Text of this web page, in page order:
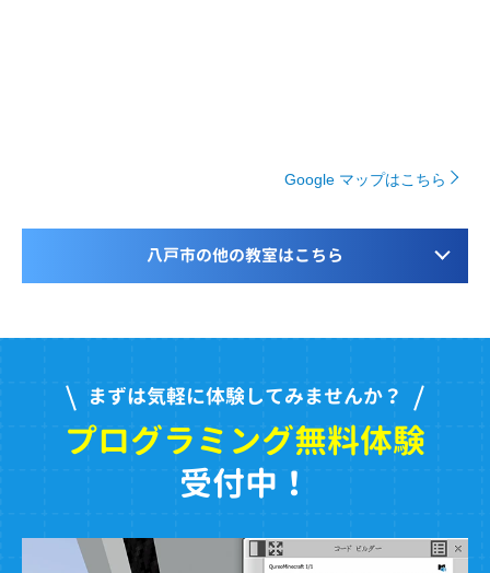
Google マップはこちら
八戸市の他の教室はこちら
まずは気軽に体験してみませんか？
プログラミング無料体験
受付中！